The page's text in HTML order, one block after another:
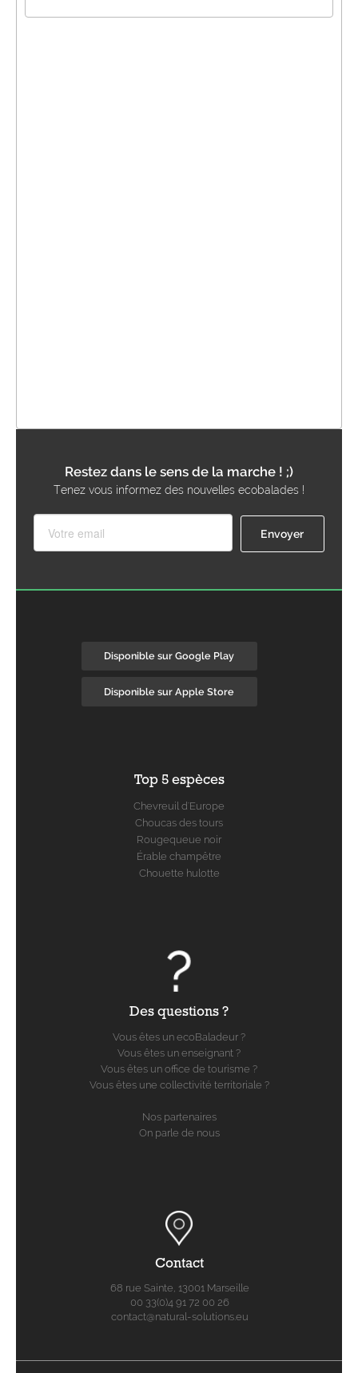
Restez dans le sens de la marche ! ;)
Tenez vous informez des nouvelles ecobalades !
Disponible sur Google Play
Disponible sur Apple Store
Top 5 espèces
Chevreuil d'Europe
Choucas des tours
Rougequeue noir
Érable champêtre
Chouette hulotte
Des questions ?
Vous êtes un ecoBaladeur ?
Vous êtes un enseignant ?
Vous êtes un office de tourisme ?
Vous êtes une collectivité territoriale ?
Nos partenaires
On parle de nous
Contact
68 rue Sainte, 13001 Marseille
00 33(0)4 91 72 00 26
contact@natural-solutions.eu